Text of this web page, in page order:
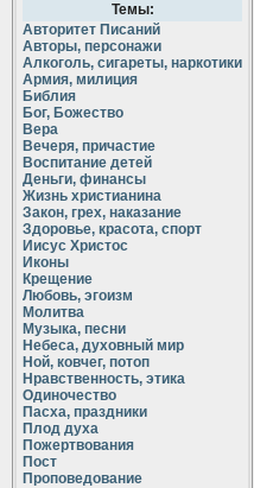
Темы:
Авторитет Писаний
Авторы, персонажи
Алкоголь, сигареты, наркотики
Армия, милиция
Библия
Бог, Божество
Вера
Вечеря, причастие
Воспитание детей
Деньги, финансы
Жизнь христианина
Закон, грех, наказание
Здоровье, красота, спорт
Иисус Христос
Иконы
Крещение
Любовь, эгоизм
Молитва
Музыка, песни
Небеса, духовный мир
Ной, ковчег, потоп
Нравственность, этика
Одиночество
Пасха, праздники
Плод духа
Пожертвования
Пост
Проповедование